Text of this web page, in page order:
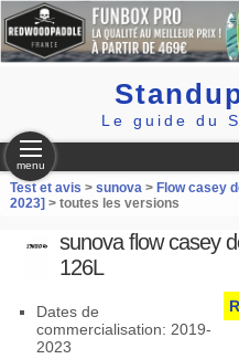
Le guide du
menu
Test et avis > sunova> Flow casey
2023] > toutes les versions
sunova flow casey
126L
Dates de
commercialisation: 2019-
2023